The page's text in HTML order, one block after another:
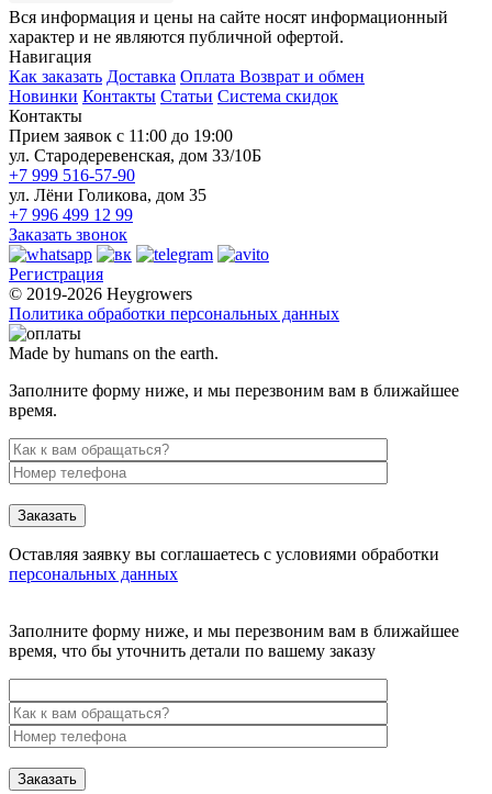
Вся информация и цены на сайте носят информационный
характер и не являются публичной офертой.
Навигация
Как заказать Доставка Оплата Возврат и обмен
Новинки Контакты Статьи Система скидок
Контакты
Прием заявок с 11:00 до 19:00
ул. Стародеревенская, дом 33/10Б
+7 999 516-57-90
ул. Лёни Голикова, дом 35
+7 996 499 12 99
Заказать звонок
Регистрация
© 2019-2026 Heygrowers
Политика обработки персональных данных
Made by humans on the earth.
Заполните форму ниже, и мы перезвоним вам в ближайшее
время.
Заказать
Оставляя заявку вы соглашаетесь с условиями обработки
персональных данных
Заполните форму ниже, и мы перезвоним вам в ближайшее
время, что бы уточнить детали по вашему заказу
Заказать